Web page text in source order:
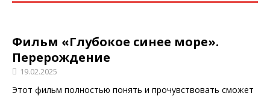
Фильм «Глубокое синее море».
Перерождение
19.02.2025
Этот фильм полностью понять и прочувствовать сможет